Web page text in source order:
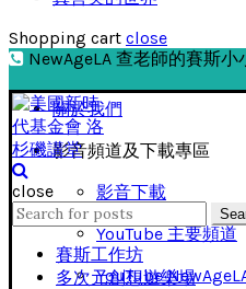
Shopping cart close
NewAgeLA 查老師的賽斯小
關於我們
影音頻道及下載專區
影音下載
YouTube 主要頻道
YouTube
close
Search
for:
賽斯工作坊
多次元創想遊樂場